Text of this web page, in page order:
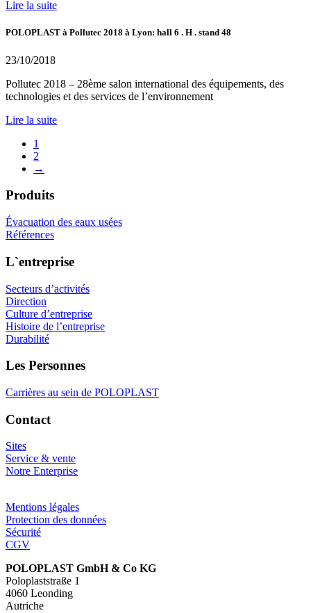
Lire la suite
POLOPLAST à Pollutec 2018 à Lyon: hall 6 . H . stand 48
23/10/2018
Pollutec 2018 – 28ème salon international des équipements, des
technologies et des services de l’environnement
Lire la suite
1
2
→
Produits
Évacuation des eaux usées
Références
L`entreprise
Secteurs d’activités
Direction
Culture d’entreprise
Histoire de l’entreprise
Durabilité
Les Personnes
Carrières au sein de POLOPLAST
Contact
Sites
Service & vente
Notre Enterprise
Mentions légales
Protection des données
Sécurité
CGV
POLOPLAST GmbH & Co KG
Poloplaststraße 1
4060 Leonding
Autriche